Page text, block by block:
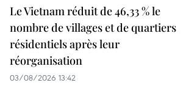
Le Vietnam réduit de 46,33 % le
nombre de villages et de quartiers
résidentiels après leur
réorganisation
03/08/2026 13:42